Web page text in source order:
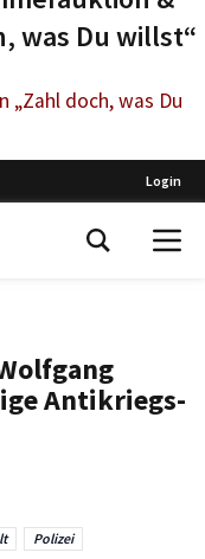
was Du willst“
„Zahl doch, was Du
Polizei